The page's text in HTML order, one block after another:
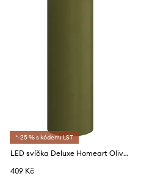
*-25 % s kódem: LST
LED svíčka Deluxe Homeart Oliven Gronne Bloklys 5 x 15 cm
409 Kč